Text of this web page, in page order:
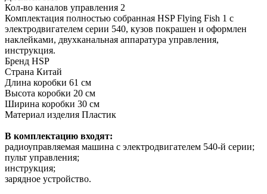
Кол-во каналов управления 2
Комплектация полностью собранная HSP Flying Fish 1 с
электродвигателем серии 540, кузов покрашен и оформлен
наклейками, двухканальная аппаратура управления,
инструкция.
Бренд HSP
Страна Китай
Длина коробки 61 см
Высота коробки 20 см
Ширина коробки 30 см
Материал изделия Пластик
В комплектацию входят:
радиоуправляемая машина с электродвигателем 540-й серии;
пульт управления;
инструкция;
зарядное устройство.